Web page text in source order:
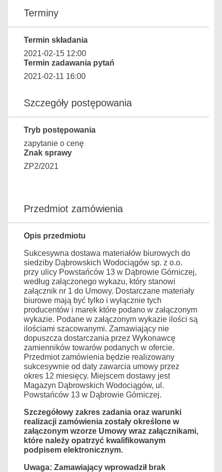
Terminy
Termin składania
2021-02-15 12:00
Termin zadawania pytań
2021-02-11 16:00
Szczegóły postępowania
Tryb postępowania
zapytanie o cenę
Znak sprawy
ZP2/2021
Przedmiot zamówienia
Opis przedmiotu
Sukcesywna dostawa materiałów biurowych do
siedziby Dąbrowskich Wodociągów sp. z o.o.
przy ulicy Powstańców 13 w Dąbrowie Górniczej,
według załączonego wykazu, który stanowi
załącznik nr 1 do Umowy. Dostarczane materiały
biurowe mają być tylko i wyłącznie tych
producentów i marek które podano w załączonym
wykazie. Podane w załączonym wykazie ilości są
ilościami szacowanymi. Zamawiający nie
dopuszcza dostarczania przez Wykonawcę
zamienników towarów podanych w ofercie.
Przedmiot zamówienia będzie realizowany
sukcesywnie od daty zawarcia umowy przez
okres 12 miesięcy. Miejscem dostawy jest
Magazyn Dąbrowskich Wodociągów, ul.
Powstańców 13 w Dąbrowie Górniczej.
Szczegółowy zakres zadania oraz warunki
realizacji zamówienia zostały określone w
załączonym wzorze Umowy wraz załącznikami,
które należy opatrzyć kwalifikowanym
podpisem elektronicznym.
Uwaga: Zamawiający wprowadził brak